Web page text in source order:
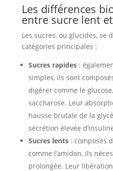
Les différences
entre sucre lent
Les sucres, ou glucides, se
catégories principales :
Sucres rapides:
simples, ils sont
digérer comme le
saccharose. Leur
hausse brutale de la
sécrétion élevée
Sucres lents: composés
comme l’amidon, ils
prolongée. Leur